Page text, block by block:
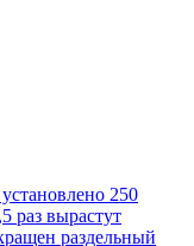
250
раз вырастут
раздельный